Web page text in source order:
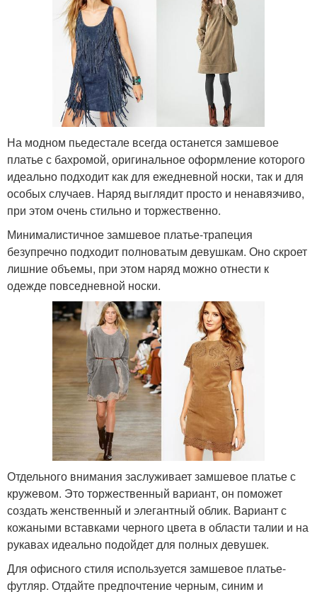
На модном пьедестале всегда останется замшевое
платье с бахромой, оригинальное оформление которого
идеально подходит как для ежедневной носки, так и для
особых случаев. Наряд выглядит просто и ненавязчиво,
при этом очень стильно и торжественно.
Минималистичное замшевое платье-трапеция
безупречно подходит полноватым девушкам. Оно скроет
лишние объемы, при этом наряд можно отнести к
одежде повседневной носки.
Отдельного внимания заслуживает замшевое платье с
кружевом. Это торжественный вариант, он поможет
создать женственный и элегантный облик. Вариант с
кожаными вставками черного цвета в области талии и на
рукавах идеально подойдет для полных девушек.
Для офисного стиля используется замшевое платье-
футляр. Отдайте предпочтение черным, синим и